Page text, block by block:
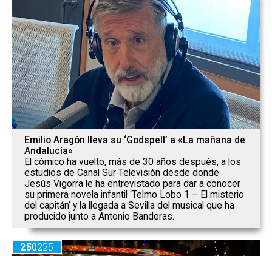
Emilio Aragón lleva su ‘Godspell’ a «La mañana de
Andalucía»
El cómico ha vuelto, más de 30 años después, a los
estudios de Canal Sur Televisión desde donde
Jesús Vigorra le ha entrevistado para dar a conocer
su primera novela infantil ‘Telmo Lobo 1 – El misterio
del capitán’ y la llegada a Sevilla del musical que ha
producido junto a Antonio Banderas.
250225